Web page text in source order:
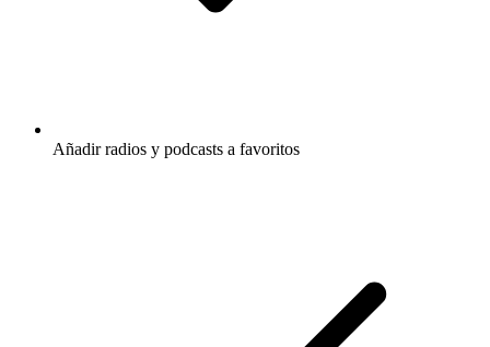
Añadir radios y podcasts a favoritos